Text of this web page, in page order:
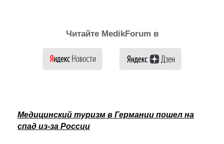
Читайте MedikForum в
Медицинский туризм в Германии пошел на
спад из-за России